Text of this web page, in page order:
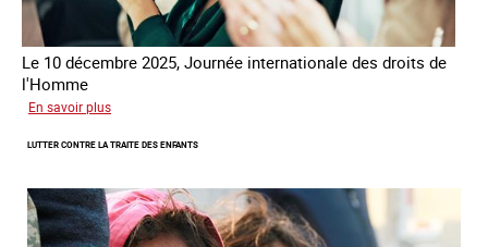
Le 10 décembre 2025, Journée internationale des droits de
l'Homme
En savoir plus
du
des
droits
de
LUTTER CONTRE LA TRAITE DES ENFANTS